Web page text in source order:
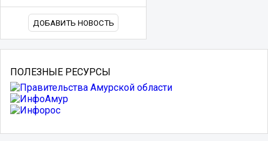
ДОБАВИТЬ НОВОСТЬ
ПОЛЕЗНЫЕ РЕСУРСЫ